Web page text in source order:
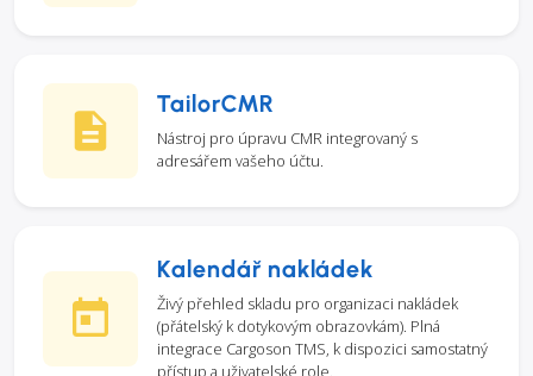
TailorCMR
Nástroj pro úpravu CMR integrovaný s
adresářem vašeho účtu.
Kalendář nakládek
Živý přehled skladu pro organizaci nakládek
(přátelský k dotykovým obrazovkám). Plná
integrace Cargoson TMS, k dispozici samostatný
přístup a uživatelské role.